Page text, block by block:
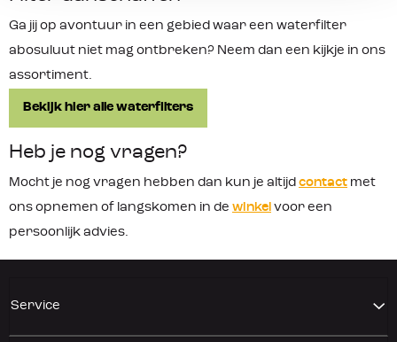
Ga jij op avontuur in een gebied waar een waterfilter
abosuluut niet mag ontbreken? Neem dan een kijkje in ons
assortiment.
Bekijk hier alle waterfilters
Heb je nog vragen?
Mocht je nog vragen hebben dan kun je altijd contact met
ons opnemen of langskomen in de winkel voor een
persoonlijk advies.
Service